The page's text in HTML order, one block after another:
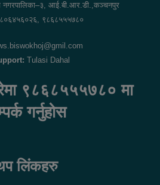
नगरपालिका–३, आई.बी.आर.डी.,कञ्चनपुर
९८६८५५५७८०
Tulasi Dahal
९८६८५५५७८० मा
गर्नुहोस
लिंकहरु